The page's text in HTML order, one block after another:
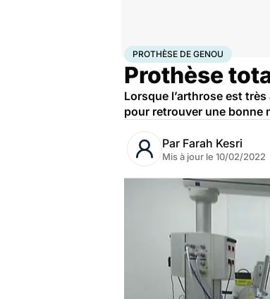
AccueilSantéProthèse de genou
PROTHÈSE DE GENOU
Prothèse
Lorsque l’arthrose est
pour retrouver une bonne
Par Farah Kesri
Mis à jour le 10/02/2022